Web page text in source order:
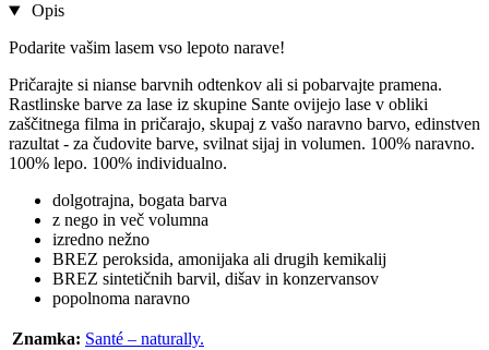
Opis
Podarite vašim lasem vso lepoto narave!
Pričarajte si nianse barvnih odtenkov ali si pobarvajte pramena.
Rastlinske barve za lase iz skupine Sante ovijejo lase v obliki
zaščitnega filma in pričarajo, skupaj z vašo naravno barvo, edinstven
razultat - za čudovite barve, svilnat sijaj in volumen. 100% naravno.
100% lepo. 100% individualno.
dolgotrajna, bogata barva
z nego in več volumna
izredno nežno
BREZ peroksida, amonijaka ali drugih kemikalij
BREZ sintetičnih barvil, dišav in konzervansov
popolnoma naravno
Znamka: Santé – naturally.